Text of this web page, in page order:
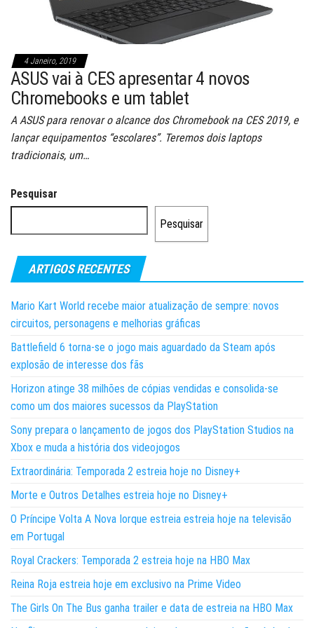
4 Janeiro, 2019
ASUS vai à CES apresentar 4 novos
Chromebooks e um tablet
A ASUS para renovar o alcance dos Chromebook na CES 2019, e
lançar equipamentos “escolares”. Teremos dois laptops
tradicionais, um…
Pesquisar
Pesquisar
ARTIGOS RECENTES
Mario Kart World recebe maior atualização de sempre: novos
circuitos, personagens e melhorias gráficas
Battlefield 6 torna-se o jogo mais aguardado da Steam após
explosão de interesse dos fãs
Horizon atinge 38 milhões de cópias vendidas e consolida-se
como um dos maiores sucessos da PlayStation
Sony prepara o lançamento de jogos dos PlayStation Studios na
Xbox e muda a história dos videojogos
Extraordinária: Temporada 2 estreia hoje no Disney+
Morte e Outros Detalhes estreia hoje no Disney+
O Príncipe Volta A Nova Iorque estreia estreia hoje na televisão
em Portugal
Royal Crackers: Temporada 2 estreia hoje na HBO Max
Reina Roja estreia hoje em exclusivo na Prime Video
The Girls On The Bus ganha trailer e data de estreia na HBO Max